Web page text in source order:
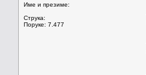
Име и презиме:
Струка:
Поруке: 7.477